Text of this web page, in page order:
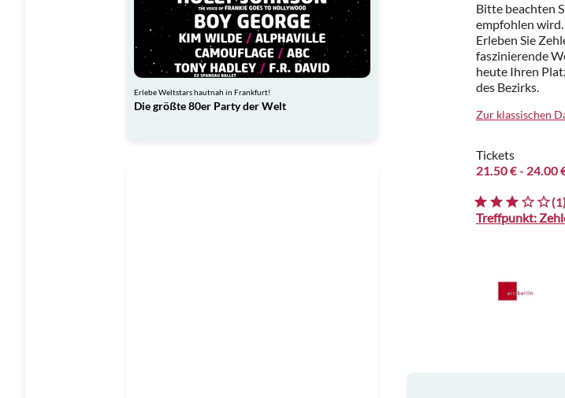
Erlebe Weltstars hautnah in Frankfurt!
Die größte 80er Party der Welt
Bitte beachten
empfohlen wird.
Erleben Sie
faszinierende
heute Ihren
des Bezirks.
Zur klassischen
Tickets
21.50 €- 24.00
(1)